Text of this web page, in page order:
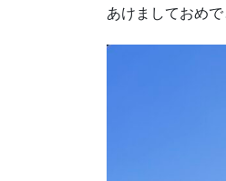
あけましておめで